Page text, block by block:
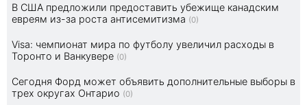
В США предложили предоставить убежище канадским
евреям из-за роста антисемитизма (0)
Visa: чемпионат мира по футболу увеличил расходы в
Торонто и Ванкувере (0)
Сегодня Форд может объявить дополнительные выборы в
трех округах Онтарио (0)